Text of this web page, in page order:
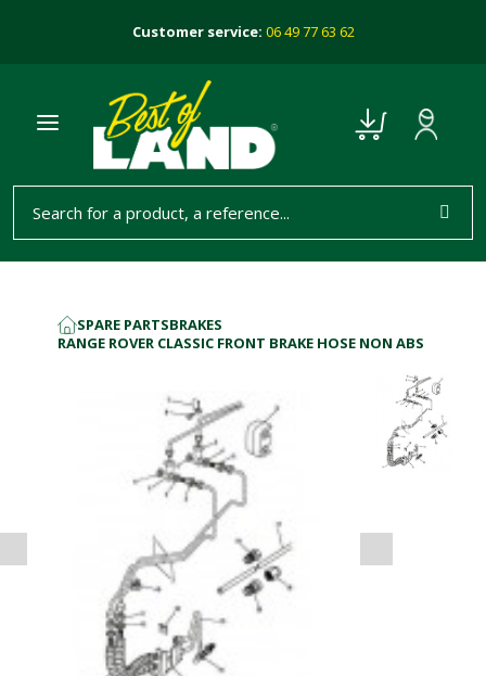
Customer service: 06 49 77 63 62
HOME
SPARE PARTSBRAKES
RANGE ROVER CLASSIC FRONT BRAKE HOSE NON ABS